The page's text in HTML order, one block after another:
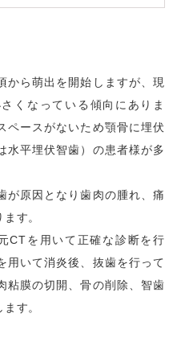
から萌出を開始しますが、現
くなっている傾向にありま
ペースがないため顎骨に埋伏
水平埋伏智歯）の患者様が多
が原因となり歯肉の腫れ、痛
す。
CTを用いて正確な診断を行
用いて消炎後、抜歯を行って
粘膜の切開、骨の削除、智歯
す。